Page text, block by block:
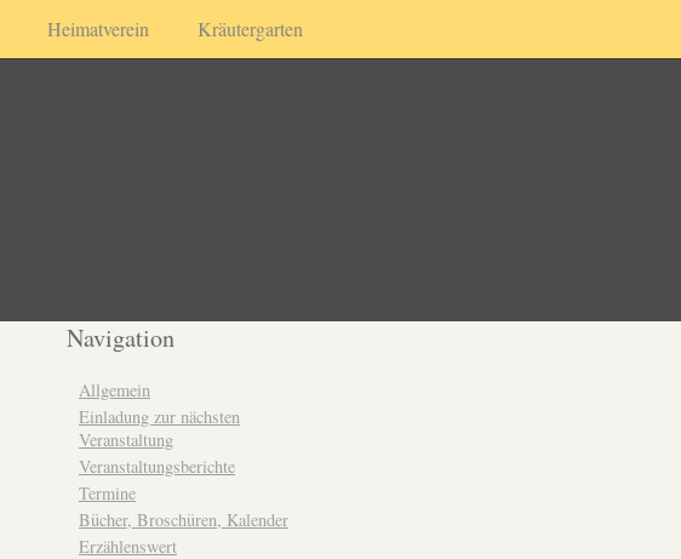
Heimatverein Kräutergarten
Navigation
Allgemein
Einladung zur nächsten
Veranstaltung
Veranstaltungsberichte
Termine
Bücher, Broschüren, Kalender
Erzählenswert